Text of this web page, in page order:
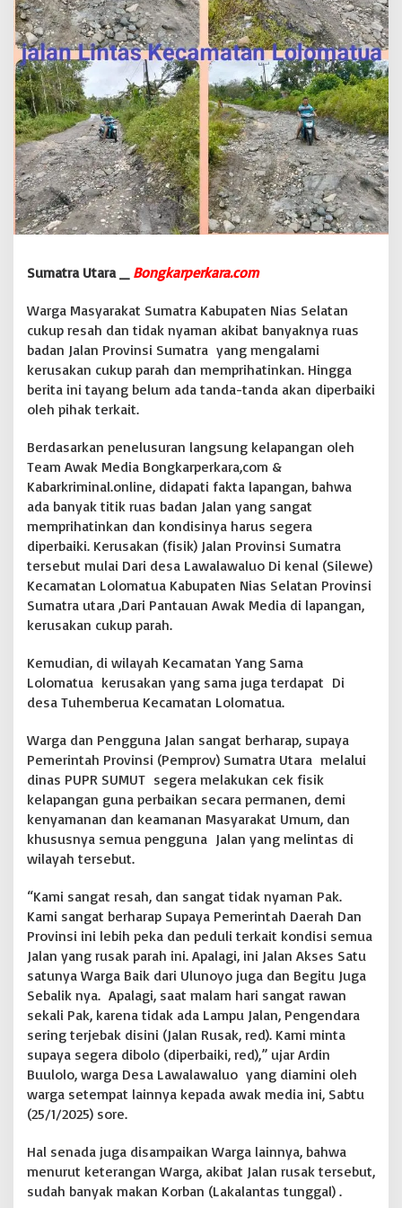
s
i
S
u
m
a
t
r
a
u
t
a
r
a
e
u
L
o
t
u
a
r
a
h
a
n
P
j
a
b
a
T
e
k
e
s
a
a
h
,
r
g
a
p
n
R
e
Sumatra Utara _ Bongkarperkara.com
Warga Masyarakat Sumatra Kabupaten Nias Selatan
cukup resah dan tidak nyaman akibat banyaknya ruas
badan Jalan Provinsi Sumatra yang mengalami
kerusakan cukup parah dan memprihatinkan. Hingga
berita ini tayang belum ada tanda-tanda akan diperbaiki
oleh pihak terkait.
Berdasarkan penelusuran langsung kelapangan oleh
Team Awak Media Bongkarperkara,com &
Kabarkriminal.online, didapati fakta lapangan, bahwa
ada banyak titik ruas badan Jalan yang sangat
memprihatinkan dan kondisinya harus segera
diperbaiki. Kerusakan (fisik) Jalan Provinsi Sumatra
tersebut mulai Dari desa Lawalawaluo Di kenal (Silewe)
Kecamatan Lolomatua Kabupaten Nias Selatan Provinsi
Sumatra utara ,Dari Pantauan Awak Media di lapangan,
kerusakan cukup parah.
Kemudian, di wilayah Kecamatan Yang Sama
Lolomatua kerusakan yang sama juga terdapat Di
desa Tuhemberua Kecamatan Lolomatua.
Warga dan Pengguna Jalan sangat berharap, supaya
Pemerintah Provinsi (Pemprov) Sumatra Utara melalui
dinas PUPR SUMUT segera melakukan cek fisik
kelapangan guna perbaikan secara permanen, demi
kenyamanan dan keamanan Masyarakat Umum, dan
khususnya semua pengguna Jalan yang melintas di
wilayah tersebut.
“Kami sangat resah, dan sangat tidak nyaman Pak.
Kami sangat berharap Supaya Pemerintah Daerah Dan
Provinsi ini lebih peka dan peduli terkait kondisi semua
Jalan yang rusak parah ini. Apalagi, ini Jalan Akses Satu
satunya Warga Baik dari Ulunoyo juga dan Begitu Juga
Sebalik nya. Apalagi, saat malam hari sangat rawan
sekali Pak, karena tidak ada Lampu Jalan, Pengendara
sering terjebak disini (Jalan Rusak, red). Kami minta
supaya segera dibolo (diperbaiki, red),” ujar Ardin
Buulolo, warga Desa Lawalawaluo yang diamini oleh
warga setempat lainnya kepada awak media ini, Sabtu
(25/1/2025) sore.
Hal senada juga disampaikan Warga lainnya, bahwa
menurut keterangan Warga, akibat Jalan rusak tersebut,
sudah banyak makan Korban (Lakalantas tunggal) .